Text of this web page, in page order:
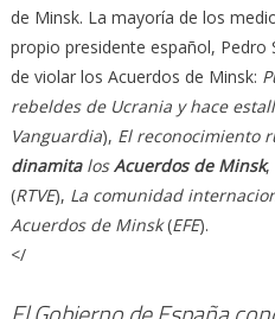
de Minsk. La mayoría de los
propio presidente español, Pedro
de violar los Acuerdos de Minsk:
rebeldes de Ucrania y hace
Vanguardia), El reconocimiento
dinamitalosAcuerdos de Minsk,
(RTVE), La comunidad
Acuerdos de Minsk(EFE).
</